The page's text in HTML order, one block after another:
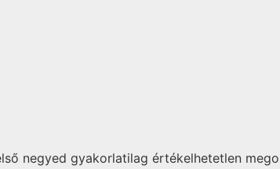
negyed gyakorlatilag értékelhetetlen